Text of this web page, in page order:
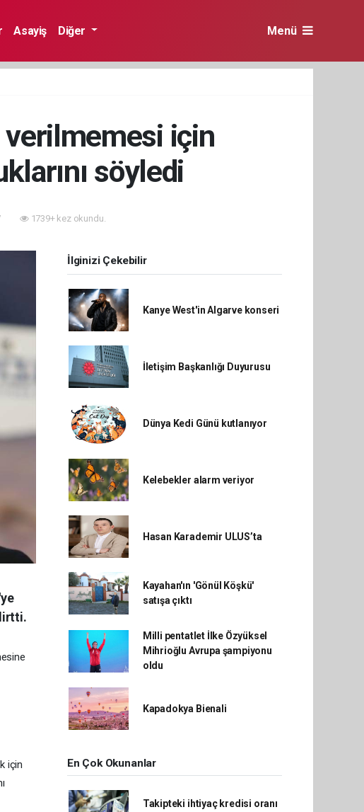
Asayiş Diğer Menü
verilmemesi için
söyledi
1739+ kez okundu.
için
İlginizi Çekebilir
Kanye West'in Algarve konseri
İletişim Başkanlığı Duyurusu
Dünya Kedi Günü kutlanıyor
Kelebekler alarm veriyor
Hasan Karademir ULUS’ta
Kayahan'ın 'Gönül Köşkü'
satışa çıktı
Milli pentatlet İlke Özyüksel
Mihrioğlu Avrupa şampiyonu
oldu
Kapadokya Bienali
En Çok Okunanlar
Takipteki ihtiyaç kredisi oranı